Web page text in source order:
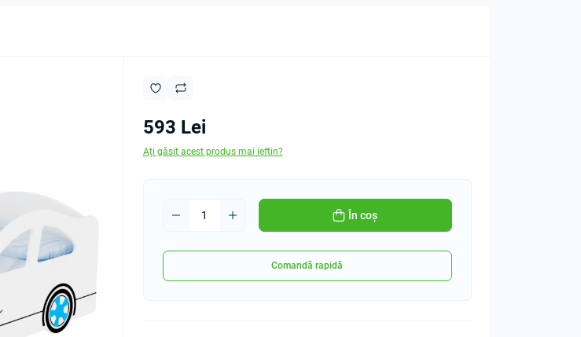
593 Lei
Ați găsit acest produs mai ieftin?
În coș
Comandă rapidă